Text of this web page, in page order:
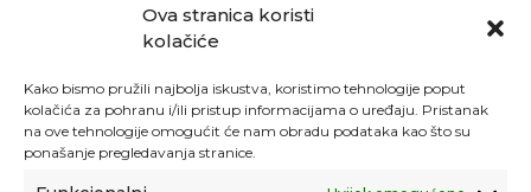
Ova stranica koristi
kolačiće
Kako bismo pružili najbolja iskustva, koristimo tehnologije poput
kolačića za pohranu i/ili pristup informacijama o uređaju. Pristanak
na ove tehnologije omogućit će nam obradu podataka kao što su
ponašanje pregledavanja stranice.